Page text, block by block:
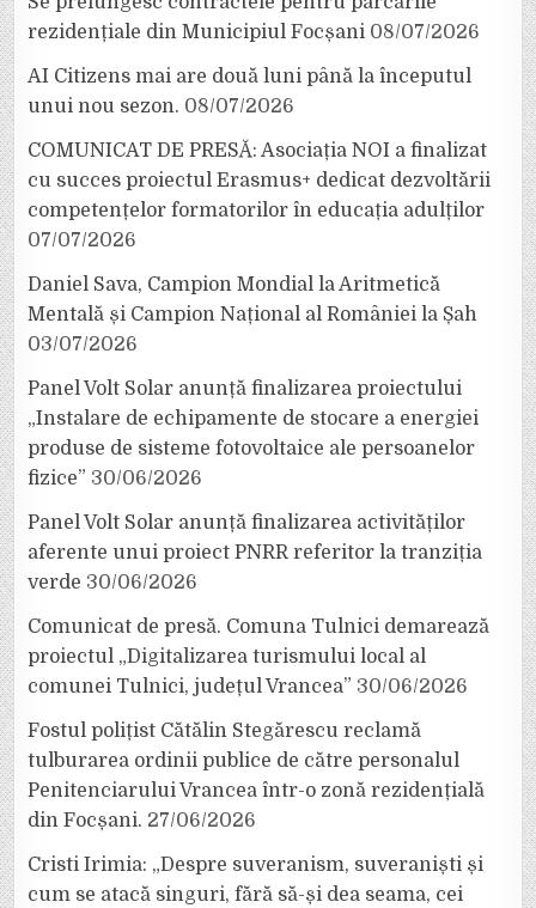
rezidențiale din Municipiul Focșani 08/07/2026
AI Citizens mai are două luni până la începutul
unui nou sezon. 08/07/2026
COMUNICAT DE PRESĂ: Asociația NOI a finalizat
cu succes proiectul Erasmus+ dedicat dezvoltării
competențelor formatorilor în educația adulților
07/07/2026
Daniel Sava, Campion Mondial la Aritmetică
Mentală și Campion Național al României la Șah
03/07/2026
Panel Volt Solar anunță finalizarea proiectului
„Instalare de echipamente de stocare a energiei
produse de sisteme fotovoltaice ale persoanelor
fizice” 30/06/2026
Panel Volt Solar anunță finalizarea activităților
aferente unui proiect PNRR referitor la tranziția
verde 30/06/2026
Comunicat de presă. Comuna Tulnici demarează
proiectul „Digitalizarea turismului local al
comunei Tulnici, județul Vrancea” 30/06/2026
Fostul polițist Cătălin Stegărescu reclamă
tulburarea ordinii publice de către personalul
Penitenciarului Vrancea într-o zonă rezidențială
din Focșani. 27/06/2026
Cristi Irimia: „Despre suveranism, suveraniști și
cum se atacă singuri, fără să-și dea seama, cei